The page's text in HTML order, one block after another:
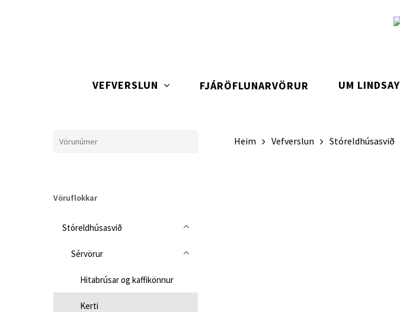
VEFVERSLUN FJÁRÖFLUNARVÖRUR UM LINDSAY
Vöruflokkar
Stóreldhúsasvið
Sérvörur
Hitabrúsar og kaffikönnur
Kerti
Heim Vefverslun Stóreldhúsasvið